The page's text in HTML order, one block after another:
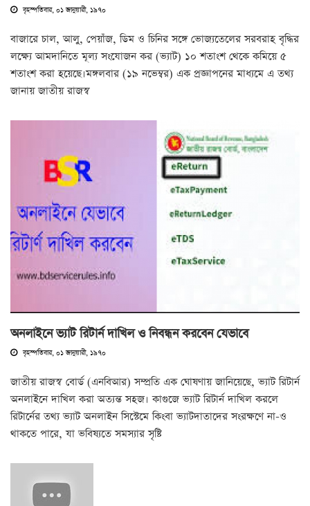
বৃহস্পতিবার, ০১ জানুয়ারী, ১৯৭০
বাজারে চাল, আলু, পেয়াঁজ, ডিম ও চিনির সঙ্গে ভোজ্যতেলের সরবরাহ বৃদ্ধির
লক্ষ্যে আমদানিতে মূল্য সংযোজন কর (ভ্যাট) ১০ শতাংশ থেকে কমিয়ে ৫
শতাংশ করা হয়েছে।মঙ্গলবার (১৯ নভেম্বর) এক প্রজ্ঞাপনের মাধ্যমে এ তথ্য
জানায় জাতীয় রাজস্ব
অনলাইনে ভ্যাট রিটার্ন দাখিল ও নিবন্ধন করবেন যেভাবে
বৃহস্পতিবার, ০১ জানুয়ারী, ১৯৭০
জাতীয় রাজস্ব বোর্ড (এনবিআর) সম্প্রতি এক ঘোষণায় জানিয়েছে, ভ্যাট রিটার্ন
অনলাইনে দাখিল করা অত্যন্ত সহজ। কাগুজে ভ্যাট রিটার্ন দাখিল করলে
রিটার্নের তথ্য ভ্যাট অনলাইন সিস্টেমে কিংবা ভ্যাটদাতাদের সংরক্ষণে না-ও
থাকতে পারে, যা ভবিষ্যতে সমস্যার সৃষ্টি